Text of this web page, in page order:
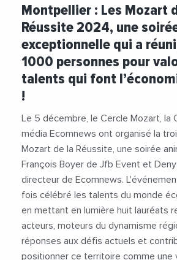
#CercleMozart
#Collectivites
#Economie
#Entreprises
#JeanMarcMaillot
#LamineGharbi
#RegionOccitanie
#Social
#StephaneMarcel
Montpellier : Les Mozart
Réussite 2024, une
exceptionnelle qui a
1000 personnes pour
talents qui font
!
Le 5 décembre, le Cercle Mozart, la
média Ecomnews ont organisé la
Mozart de la Réussite, une soirée
François Boyer de Jfb Event et
directeur de Ecomnews.
fois célébré les talents du monde
en mettant en lumière huit lauréats
acteurs, moteurs du dynamisme
réponses aux défis actuels et
positionner ce territoire comme une